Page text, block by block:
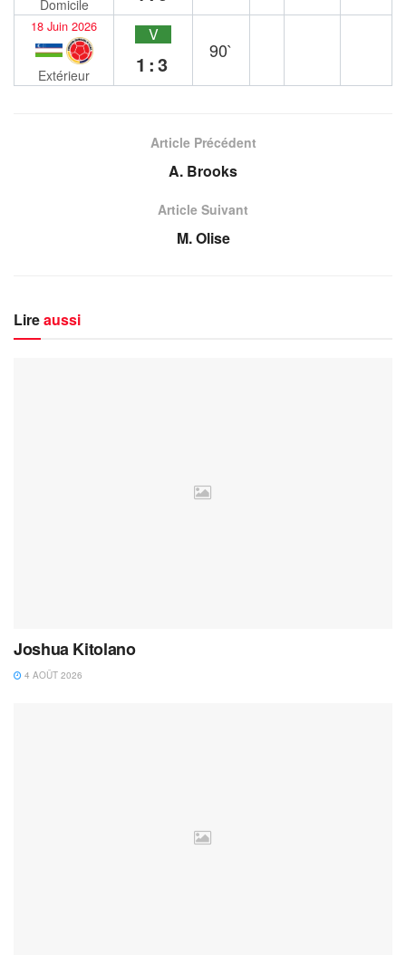
Domicile
18 Juin 2026
Extérieur
V
1:3
90`
Article Précédent
A. Brooks
Article Suivant
M. Olise
Lireaussi
Joshua Kitolano
4 AOÛT 2026